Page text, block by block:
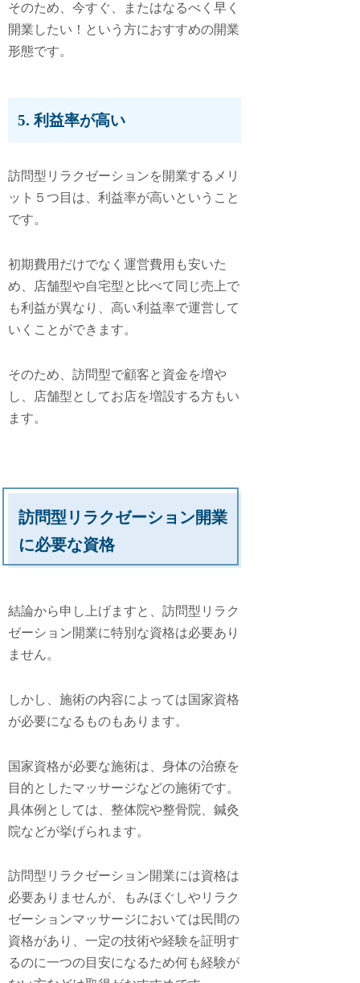
そのため、今すぐ、またはなるべく早く
開業したい！という方におすすめの開業
形態です。
5. 利益率が高い
訪問型リラクゼーションを開業するメリ
ット５つ目は、利益率が高いということ
です。
初期費用だけでなく運営費用も安いた
め、店舗型や自宅型と比べて同じ売上で
も利益が異なり、高い利益率で運営して
いくことができます。
そのため、訪問型で顧客と資金を増や
し、店舗型としてお店を増設する方もい
ます。
訪問型リラクゼーション開業
に必要な資格
結論から申し上げますと、訪問型リラク
ゼーション開業に特別な資格は必要あり
ません。
しかし、施術の内容によっては国家資格
が必要になるものもあります。
国家資格が必要な施術は、身体の治療を
目的としたマッサージなどの施術です。
具体例としては、整体院や整骨院、鍼灸
院などが挙げられます。
訪問型リラクゼーション開業には資格は
必要ありませんが、もみほぐしやリラク
ゼーションマッサージにおいては民間の
資格があり、一定の技術や経験を証明す
るのに一つの目安になるため何も経験が